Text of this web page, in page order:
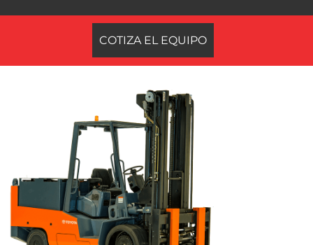
Promociones
COTIZA EL EQUIPO